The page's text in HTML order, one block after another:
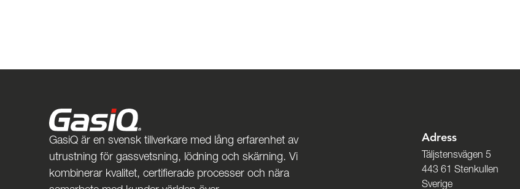
GasiQ är en svensk tillverkare med lång erfarenhet av
utrustning för gassvetsning, lödning och skärning. Vi
kombinerar kvalitet, certifierade processer och nära
Adress
Täljstensvägen 5
443 61 Stenkullen
Sverige